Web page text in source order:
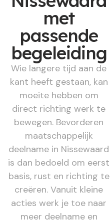
met
passende
begeleiding
Wie langere tijd aan de
kant heeft gestaan, kan
moeite hebben om
direct richting werk te
bewegen. Bevorderen
maatschappelijk
deelname in Nissewaard
is dan bedoeld om eerst
basis, rust en richting te
creëren. Vanuit kleine
acties werk je toe naar
meer deelname en